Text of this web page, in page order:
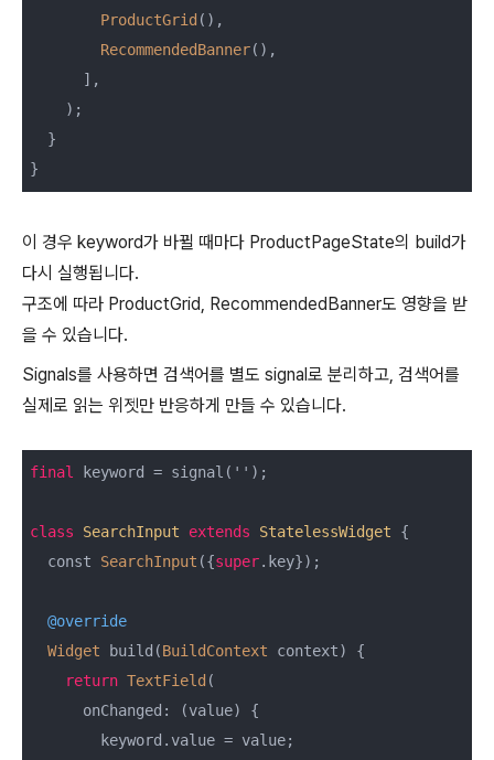
ProductGrid (),
RecommendedBanner(),
      ],
    );
  }
이 경우 keyword가 바뀔 때마다 ProductPageState의 build가
다시 실행됩니다.
구조에 따라 ProductGrid, RecommendedBanner도 영향을 받
을 수 있습니다.
Signals를 사용하면 검색어를 별도 signal로 분리하고, 검색어를
실제로 읽는 위젯만 반응하게 만들 수 있습니다.
final keyword = signal('');
class SearchInput extends StatelessWidget
{
  const
SearchInput ({super.key});
@override
Widget build(BuildContext context) {
return TextField (
      onChanged: (value) {
        keyword.value = value;